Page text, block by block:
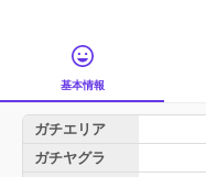
基本情報
ガチエリア
ガチヤグラ